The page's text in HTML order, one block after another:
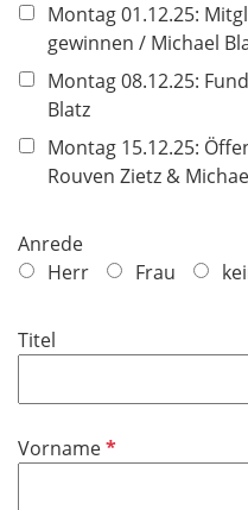
Montag 01.12.25:
gewinnen / Michael
Montag 08.12.25:
Blatz
Montag 15.12.25:
Rouven Zietz &
Anrede
Herr
Frau
Titel
VornameP